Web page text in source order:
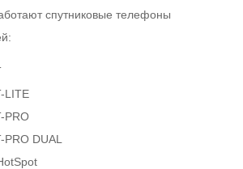
спутниковые телефоны
LITE
PRO
DUAL